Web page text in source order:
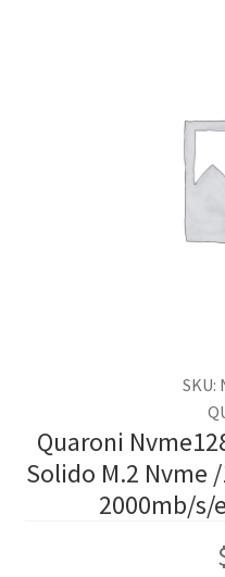
SKU:
Quaroni
Solido M.2 Nvme
2000mb/s/